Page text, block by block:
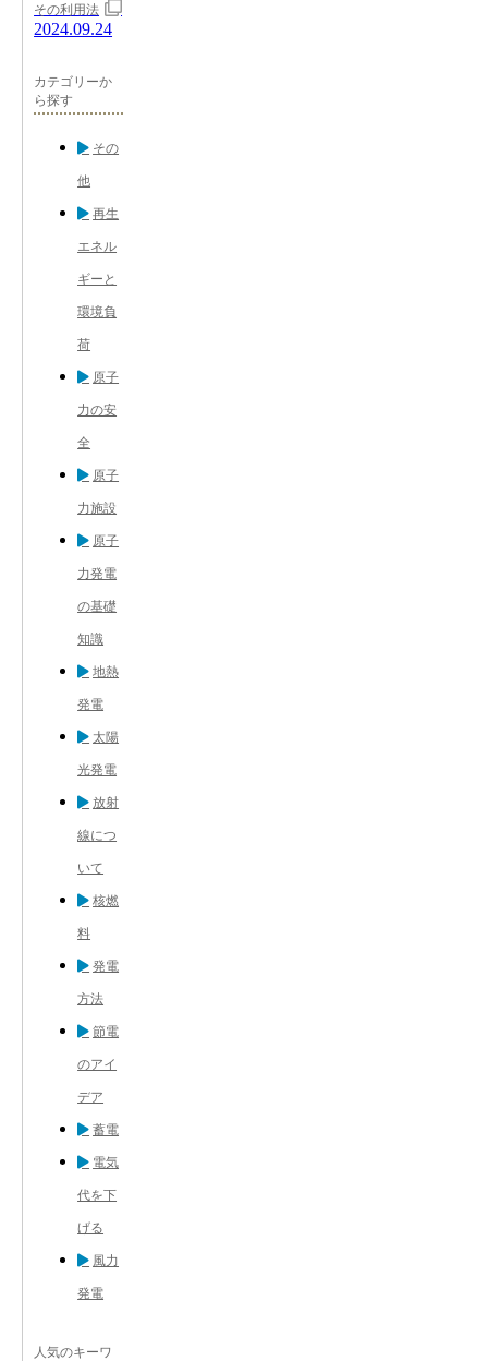
その利用法
2024.09.24
カテゴリーか
ら探す
その
他
再生
エネル
ギーと
環境負
荷
原子
力の安
全
原子
力施設
原子
力発電
の基礎
知識
地熱
発電
太陽
光発電
放射
線につ
いて
核燃
料
発電
方法
節電
のアイ
デア
蓄電
電気
代を下
げる
風力
発電
人気のキーワ